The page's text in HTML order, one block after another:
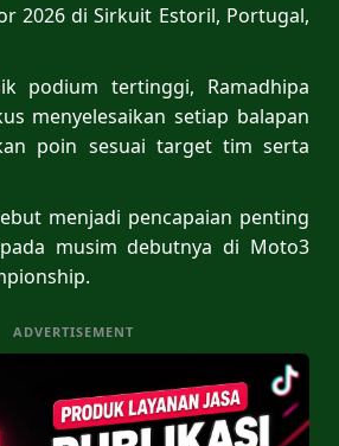
2026 di Sirkuit Estoril, Portugal,
podium tertinggi, Ramadhipa
menyelesaikan setiap balapan
poin sesuai target tim serta
menjadi pencapaian penting
musim debutnya di Moto3
ADVERTISEMENT